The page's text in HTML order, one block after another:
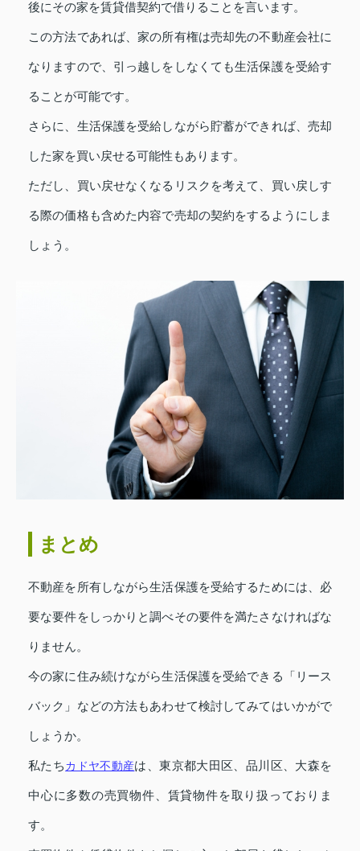
後にその家を賃貸借契約で借りることを言います。
この方法であれば、家の所有権は売却先の不動産会社に
なりますので、引っ越しをしなくても生活保護を受給す
ることが可能です。
さらに、生活保護を受給しながら貯蓄ができれば、売却
した家を買い戻せる可能性もあります。
ただし、買い戻せなくなるリスクを考えて、買い戻しす
る際の価格も含めた内容で売却の契約をするようにしま
しょう。
まとめ
不動産を所有しながら生活保護を受給するためには、必
要な要件をしっかりと調べその要件を満たさなければな
りません。
今の家に住み続けながら生活保護を受給できる「リース
バック」などの方法もあわせて検討してみてはいかがで
しょうか。
私たちカドヤ不動産は、東京都大田区、品川区、大森を
中心に多数の売買物件、賃貸物件を取り扱っておりま
す。